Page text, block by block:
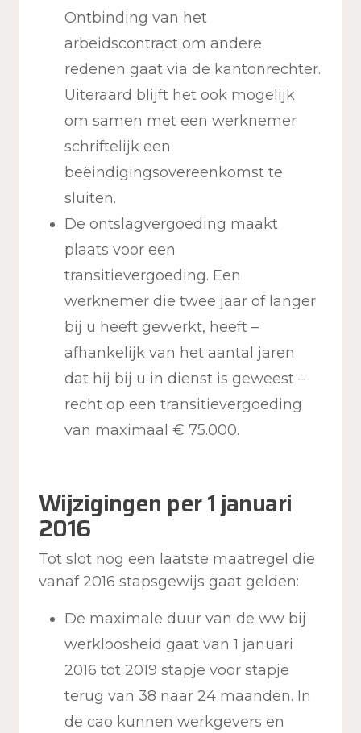
Ontbinding van het
arbeidscontract om andere
redenen gaat via de kantonrechter.
Uiteraard blijft het ook mogelijk
om samen met een werknemer
schriftelijk een
beëindigingsovereenkomst te
sluiten.
De ontslagvergoeding maakt
plaats voor een
transitievergoeding. Een
werknemer die twee jaar of langer
bij u heeft gewerkt, heeft –
afhankelijk van het aantal jaren
dat hij bij u in dienst is geweest –
recht op een transitievergoeding
van maximaal € 75.000.
Wijzigingen per 1 januari
2016
Tot slot nog een laatste maatregel die
vanaf 2016 stapsgewijs gaat gelden:
De maximale duur van de ww bij
werkloosheid gaat van 1 januari
2016 tot 2019 stapje voor stapje
terug van 38 naar 24 maanden. In
de cao kunnen werkgevers en